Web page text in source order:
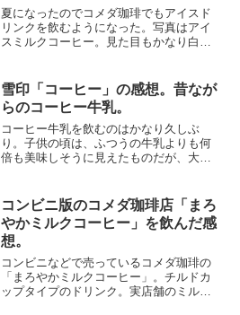
夏になったのでコメダ珈琲でもアイスド
リンクを飲むようになった。写真はアイ
スミルクコーヒー。見た目もかなり白
きかれる。いつも甘味入りでお願いして
いる。ミルクがが多いのでま...
雪印「コーヒー」の感想。昔なが
らのコーヒー牛乳。
コーヒー牛乳を飲むのはかなり久しぶ
り。子供の頃は、ふつうの牛乳よりも何
倍も美味しそうに見えたものだが、大人
ー牛乳を飲むこともなくなった。今は紙
パックやペットボトルに入っ...
コンビニ版のコメダ珈琲店「まろ
やかミルクコーヒー」を飲んだ感
想。
コンビニなどで売っているコメダ珈琲の
「まろやかミルクコーヒー」。チルドカ
ップタイプのドリンク。実店舗のミルク